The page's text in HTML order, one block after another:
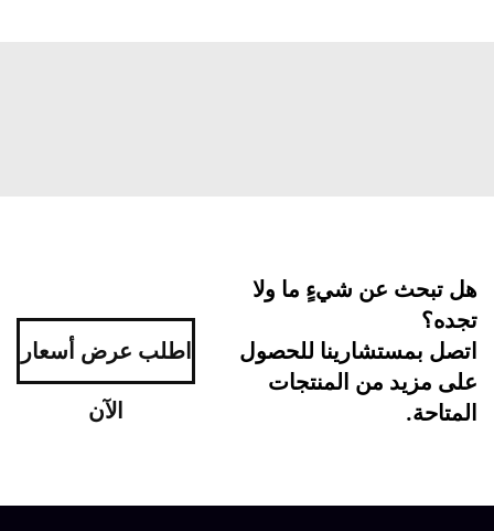
تبحث عن شيءٍ ما ولا
بمستشارينا للحصول
مزيد من المنتجات
اطلب عرض أسعار
الآن